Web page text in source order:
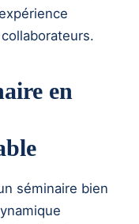
en
séminaire bien